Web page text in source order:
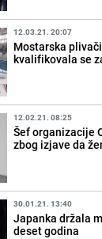
12.03.21. 20:07
Mostarska
kvalifikovala se
12.02.21. 08:25
Šef organizacije
zbog izjave da
30.01.21. 13:40
Japanka držala
deset godina